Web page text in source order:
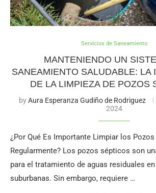
Servicios de Saneamiento
MANTENIENDO UN
SANEAMIENTO SALUDABLE: LA
DE LA LIMPIEZA DE POZOS
byAura Esperanza Gudiño de Rodriguez
2024
¿Por Qué Es Importante Limpiar los
Regularmente? Los pozos sépticos son
para el tratamiento de aguas residuales
suburbanas. Sin embargo, requiere …